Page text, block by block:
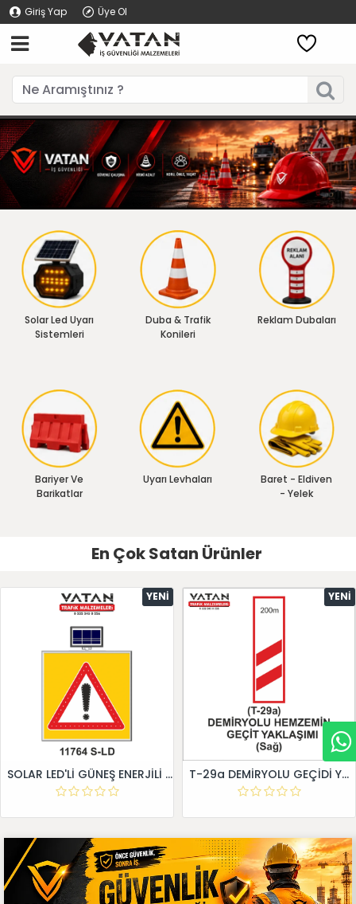
Giriş Yap Üye Ol
Solar Led Uyarı
Sistemleri
Duba & Trafik
Konileri
Reklam Dubaları
Bariyer Ve
Barikatlar
Uyarı Levhaları
Baret - Eldiven
- Yelek
En Çok Satan Ürünler
YENI
SOLAR LED'Lİ GÜNEŞ ENERJİLİ LEVHA
YENI
T-29a DEMİRYOLU GEÇİDİ YAKLAŞIM LEVHALARI (Sağ)